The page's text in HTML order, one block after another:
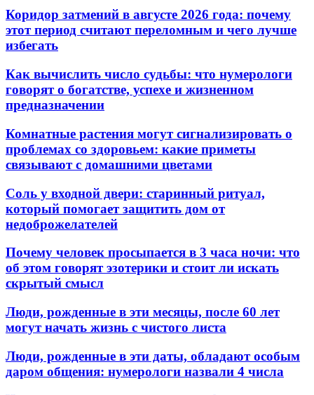
Коридор затмений в августе 2026 года: почему
этот период считают переломным и чего лучше
избегать
Как вычислить число судьбы: что нумерологи
говорят о богатстве, успехе и жизненном
предназначении
Комнатные растения могут сигнализировать о
проблемах со здоровьем: какие приметы
связывают с домашними цветами
Соль у входной двери: старинный ритуал,
который помогает защитить дом от
недоброжелателей
Почему человек просыпается в 3 часа ночи: что
об этом говорят эзотерики и стоит ли искать
скрытый смысл
Люди, рожденные в эти месяцы, после 60 лет
могут начать жизнь с чистого листа
Люди, рожденные в эти даты, обладают особым
даром общения: нумерологи назвали 4 числа